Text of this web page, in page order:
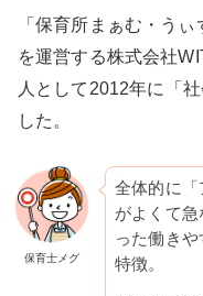
「保育所まぁむ・う
を運営する株式会社
人として2012年に「
した。
保育士メグ
全体的に「
がよくて
った働き
特徴。